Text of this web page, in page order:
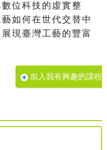
位科技的虛實整
如何在世代交替中
現臺灣工藝的豐富
加入我有興趣的課程